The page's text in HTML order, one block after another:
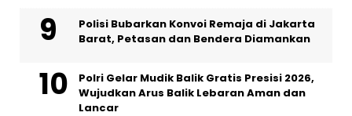
Polisi Bubarkan Konvoi Remaja di Jakarta
Barat, Petasan dan Bendera Diamankan
Polri Gelar Mudik Balik Gratis Presisi 2026,
Wujudkan Arus Balik Lebaran Aman dan
Lancar